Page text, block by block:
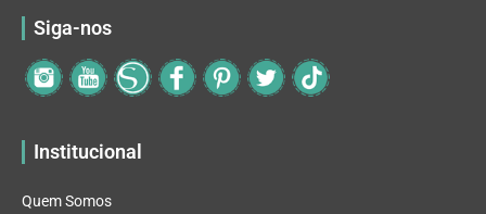
Siga-nos
Institucional
Quem Somos